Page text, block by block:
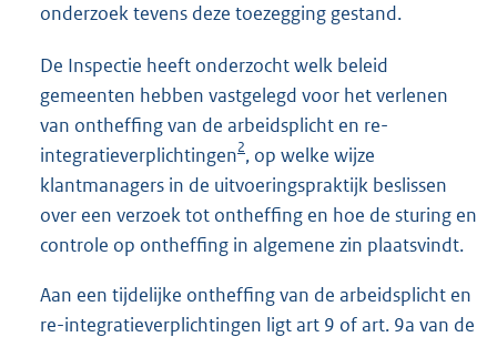
onderzoek tevens deze toezegging gestand.
De Inspectie heeft onderzocht welk beleid
gemeenten hebben vastgelegd voor het verlenen
van ontheffing van de arbeidsplicht en re-
integratieverplichtingen2, op welke wijze
klantmanagers in de uitvoeringspraktijk beslissen
over een verzoek tot ontheffing en hoe de sturing en
controle op ontheffing in algemene zin plaatsvindt.
Aan een tijdelijke ontheffing van de arbeidsplicht en
re-integratieverplichtingen ligt art 9 of art. 9a van de